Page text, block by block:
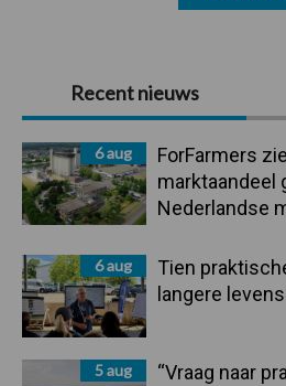
Primaire
Sidebar
Recent nieuws
6 aug
ForFarmers
marktaandeel
Nederlandse
6 aug
Tien
langere
5 aug
“Vraag naar